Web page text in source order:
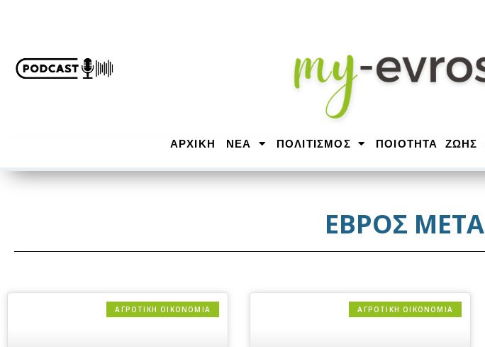
ΑΡΧΙΚΉ ΝΕΑ ΠΟΛΙΤΙΣΜΟΣ ΠΟΙΟΤΗΤΑ ΖΩΗΣ
ΕΒΡΟΣ ΜΕΤΑ
ΑΓΡΟΤΙΚΗ ΟΙΚΟΝΟΜΙΑ ΑΓΡΟΤΙΚΗ ΟΙΚΟΝΟΜΙΑ